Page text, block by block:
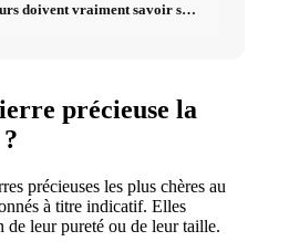
doivent vraiment savoir sur
précieuse la
précieuses les plus chères au
à titre indicatif. Elles
de leur pureté ou de leur taille.